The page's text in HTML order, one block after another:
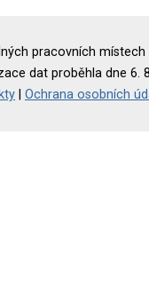
pracovních
dat proběhla dne 6.
Ochrana osobních